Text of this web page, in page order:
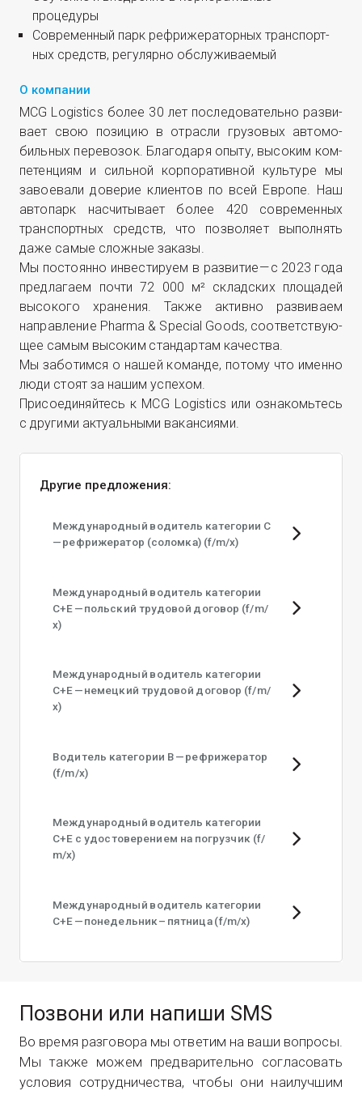
процедуры
Совре­мен­ный парк рефри­же­ра­тор­ных транс­порт­
ных средств, регу­ляр­но обслуживаемый
О компании
MCG Logistics более 30 лет после­до­ва­тель­но раз­ви­
ва­ет свою пози­цию в отрас­ли гру­зо­вых авто­мо­
биль­ных пере­во­зок. Бла­го­да­ря опы­ту, высо­ким ком­
пе­тен­ци­ям и силь­ной кор­по­ра­тив­ной куль­ту­ре мы
заво­е­ва­ли дове­рие кли­ен­тов по всей Евро­пе. Наш
авто­парк насчи­ты­ва­ет более 420 совре­мен­ных
транс­порт­ных средств, что поз­во­ля­ет выпол­нять
даже самые слож­ные заказы.
Мы посто­ян­но инве­сти­ру­ем в раз­ви­тие — с 2023 года
пред­ла­га­ем почти 72 000 м² склад­ских пло­ща­дей
высо­ко­го хра­не­ния. Так­же актив­но раз­ви­ва­ем
направ­ле­ние Pharma & Special Goods, соот­вет­ству­ю­
щее самым высо­ким стан­дар­там качества.
Мы забо­тим­ся о нашей коман­де, пото­му что имен­но
люди сто­ят за нашим успехом.
При­со­еди­няй­тесь к MCG Logistics или озна­комь­тесь
с дру­ги­ми акту­аль­ны­ми вакансиями.
Другие предложения:
Международный водитель категории C
— рефрижератор (соломка) (f/​m/​x)
Международный водитель категории
C+E — польский трудовой договор (f/​m/​
x)
Международный водитель категории
C+E — немецкий трудовой договор (f/​m/​
x)
Водитель категории B — рефрижератор
(f/​m/​x)
Международный водитель категории
C+E с удостоверением на погрузчик (f/​
m/​x)
Международный водитель категории
C+E — понедельник – пятница (f/​m/​x)
Позвони или напиши SMS
Во вре­мя раз­го­во­ра мы отве­тим на ваши вопро­сы.
Мы так­же можем пред­ва­ри­тель­но согла­со­вать
усло­вия сотруд­ни­че­ства, что­бы они наи­луч­шим